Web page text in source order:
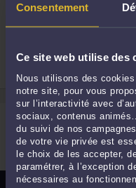
Consentement
Ce site web utilise des
Nous utilisons des
notre site, pour vous
sur l’interactivité avec
sociaux, contenus
du suivi de nos
de votre vie privée est
le choix de les accepter,
paramétrer, à l’exception
nécessaires au
1
ME
121
GUILLAUME
Procédure
Droit de la
patrimoine